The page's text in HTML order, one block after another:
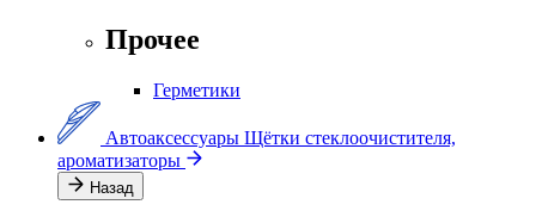
Прочее
Герметики
Автоаксессуары Щётки стеклоочистителя,
ароматизаторы
Назад